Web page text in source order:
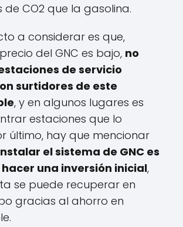
de CO2 que la gasolina.
a considerar es que,
del GNC es bajo, no
de servicio
surtidores de este
, y en algunos lugares es
estaciones que lo
último, hay que mencionar
el sistema de GNC es
una inversión inicial,
se puede recuperar en
gracias al ahorro en